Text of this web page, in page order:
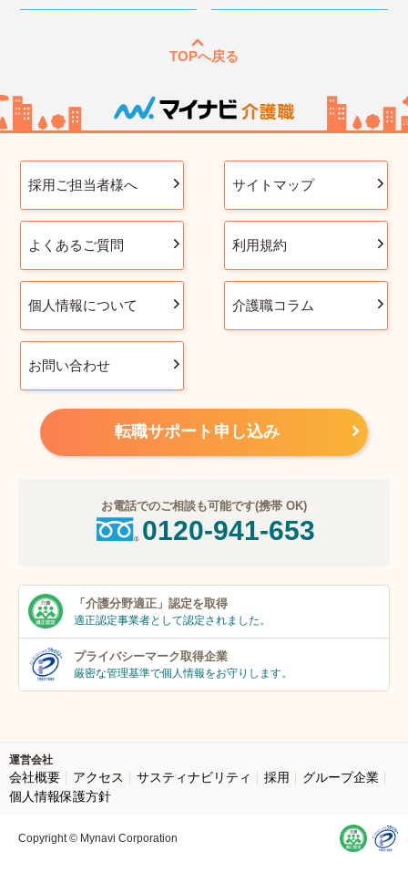
TOPへ戻る
採用ご担当者様へ サイトマップ
よくあるご質問 利用規約
個人情報について 介護職コラム
お問い合わせ
転職サポート申し込み
お電話でのご相談も可能です(携帯 OK)
0120-941-653
「介護分野適正」 認定を取得
適正認定事業者として認定されました。
プライバシーマーク取得企業
厳密な管理基準で個人情報をお守りします。
運営会社
会社概要 アクセス サスティナビリティ 採用
グループ企業
個人情報保護方針
Copyright © Mynavi Corporation